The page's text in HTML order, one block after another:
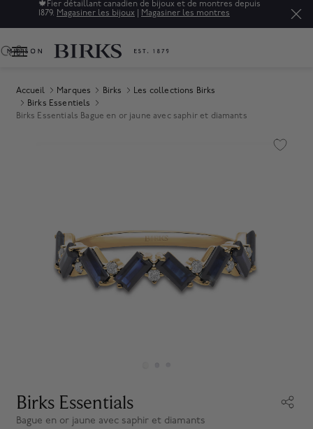
🍁 Fier détaillant canadien de bijoux et de montres depuis
1879. Magasiner les bijoux Magasiner les montres
0
Accueil Marques Birks
Les collections Birks
Birks Essentiels
Birks Essentials Bague en or jaune avec saphir et diamants
Birks Essentials
Bague en or jaune avec saphir et diamants